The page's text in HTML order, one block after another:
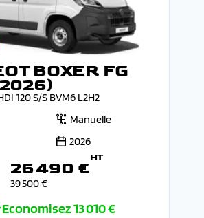
BOXER FG
120 S/S BVM6 L2H2
Manuelle
2026
26 490 €
HT
39 500 €
Economisez13 010 €